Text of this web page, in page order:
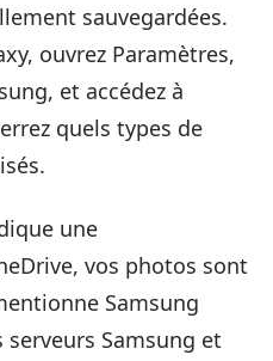
sauvegardées.
ouvrez Paramètres,
et accédez à
quels types de
une
vos photos sont
Samsung
Samsung et